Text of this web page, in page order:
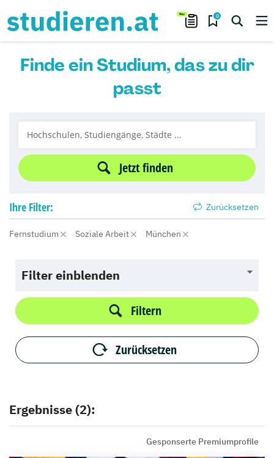
0
Finde ein Studium, das zu dir
passt
Jetzt finden
Ihre Filter: Zurücksetzen
Fernstudium Soziale Arbeit München
Filter einblenden
Filtern
Zurücksetzen
Ergebnisse (2):
Gesponserte Premiumprofile